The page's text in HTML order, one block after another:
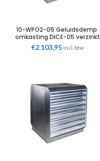
10-WPO2-05 Geluidsdemp.
omkasting DICE-05 verzinkt
B120xH106xD125cm Merford
€2.103,95 incl. btw